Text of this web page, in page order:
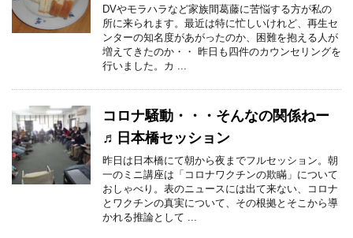
DVやモラハラなど家族間葛藤に苦悩する方が私の
所に来られます。最近は特に忙しいけれど、再生セ
ンターの知名度があがったのか、困難を抱える人が
増えてきたのか・・ 昨日も四件のカウンセリングを
行いました。カ ...
コロナ騒動・・・そんなの関係ねー
♬日本橋セッション
昨日は日本橋にて朝から夜までフルセッション。朝
一のミニ講座は「コロナワクチンの欺瞞」について
おしゃべり。表のニュースには出て来ない、コロナ
とワクチンの真実について、その根拠とそこから導
かれる推論として ...